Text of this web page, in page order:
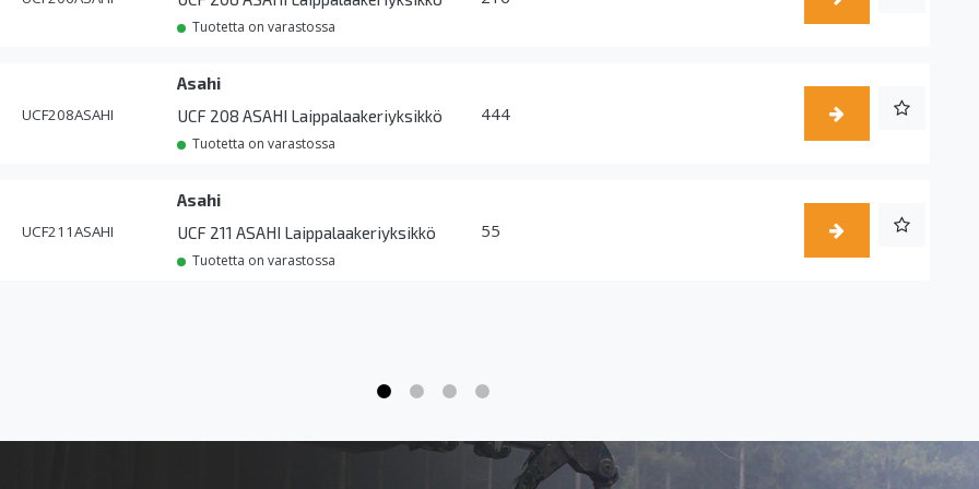
Tuotetta on varastossa
UCF208ASAHI
Asahi
UCF 208 ASAHI Laippalaakeriyksikkö
Tuotetta on varastossa
444
UCF211ASAHI
Asahi
UCF 211 ASAHI Laippalaakeriyksikkö
Tuotetta on varastossa
55